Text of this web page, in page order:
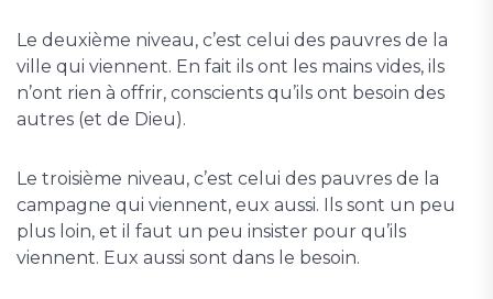
Le deuxième niveau, c’est celui des pauvres de la
ville qui viennent. En fait ils ont les mains vides, ils
n’ont rien à offrir, conscients qu’ils ont besoin des
autres (et de Dieu).
Le troisième niveau, c’est celui des pauvres de la
campagne qui viennent, eux aussi. Ils sont un peu
plus loin, et il faut un peu insister pour qu’ils
viennent. Eux aussi sont dans le besoin.